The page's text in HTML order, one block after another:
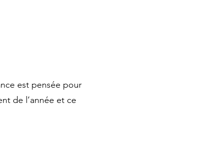
est pensée pour
de l’année et ce